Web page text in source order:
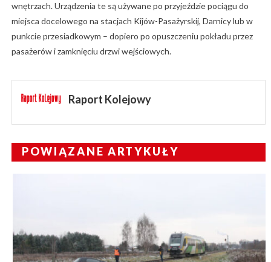
wnętrzach. Urządzenia te są używane po przyjeździe pociągu do
miejsca docelowego na stacjach Kijów-Pasażyrskij, Darnicy lub w
punkcie przesiadkowym – dopiero po opuszczeniu pokładu przez
pasażerów i zamknięciu drzwi wejściowych.
Raport Kolejowy
POWIĄZANE ARTYKUŁY